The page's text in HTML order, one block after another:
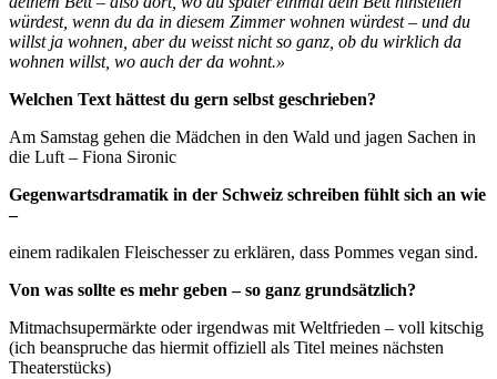
würdest, wenn du da in diesem Zimmer wohnen würdest – und du
willst ja wohnen, aber du weisst nicht so ganz, ob du wirklich da
wohnen willst, wo auch der da wohnt.»
Welchen Text hättest du gern selbst geschrieben?
Am Samstag gehen die Mädchen in den Wald und jagen Sachen in
die Luft – Fiona Sironic
Gegenwartsdramatik in der Schweiz schreiben fühlt sich an wie
–
einem radikalen Fleischesser zu erklären, dass Pommes vegan sind.
Von was sollte es mehr geben – so ganz grundsätzlich?
Mitmachsupermärkte oder irgendwas mit Weltfrieden – voll kitschig
(ich beanspruche das hiermit offiziell als Titel meines nächsten
Theaterstücks)